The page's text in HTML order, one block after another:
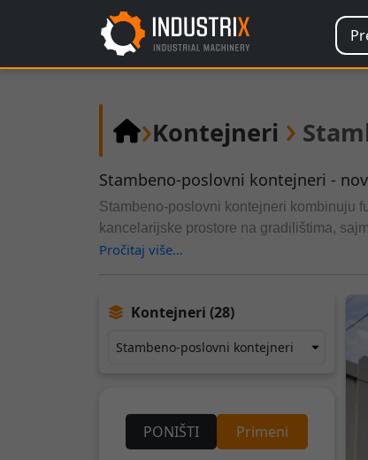
›Kontejneri ›
Stambeno-poslovni kontejneri -
Stambeno-poslovni kontejneri kombinuju
kancelarijske prostore na gradilištima,
module po potrebi, omogućavajući brzo i
Pročitaj više…
Kontejneri (28)
PONIŠTI Primeni